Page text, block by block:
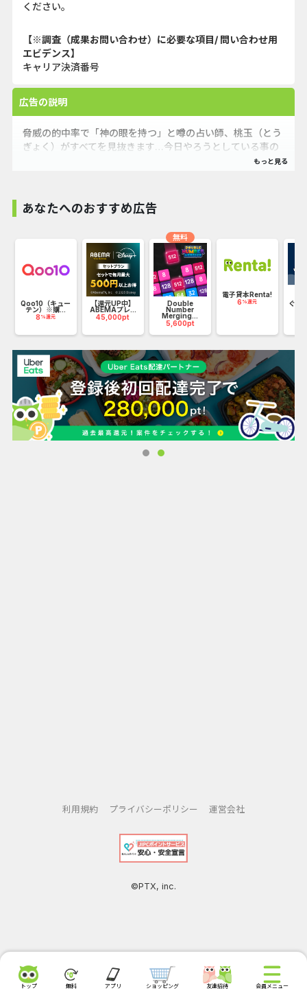
ください。
【※調査（成果お問い合わせ）に必要な項目/ 問い合わせ用
エビデンス】
キャリア決済番号
広告の説明
脅威の的中率で「神の眼を持つ」と噂の占い師、桃玉（とう
ぎょく）がすべてを見抜きます…今日やろうとしている事の
結末も、過去の実績が認められる日も、心が読めない相手の
あなたへのおすすめ広告
Qoo10（キュー
テン）※購...
8 %還元
【還元UP中】
ABEMAプレ...
45,000pt
Double
Number
Merging...
5,600pt
無料
電子貸本Renta!
6 %還元 ぐっ
利用規約 プライバシーポリシー 運営会社
©PTX, inc.
トップ 無料 アプリ ショッピング 友達招待 会員メニュー